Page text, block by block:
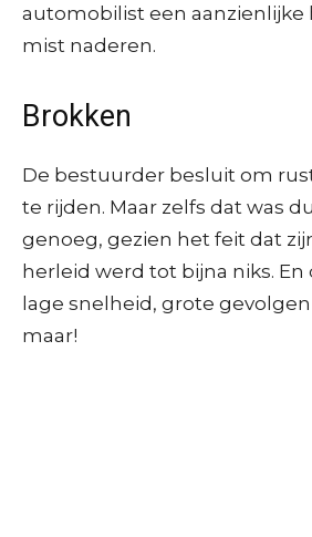
automobilist een aanzienlijke
mist naderen.
Brokken
De bestuurder besluit om
te rijden. Maar zelfs dat was
genoeg, gezien het feit dat
herleid werd tot bijna niks. En
lage snelheid, grote
maar!